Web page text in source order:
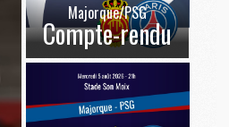
Majorque/PSG
Compte-rendu